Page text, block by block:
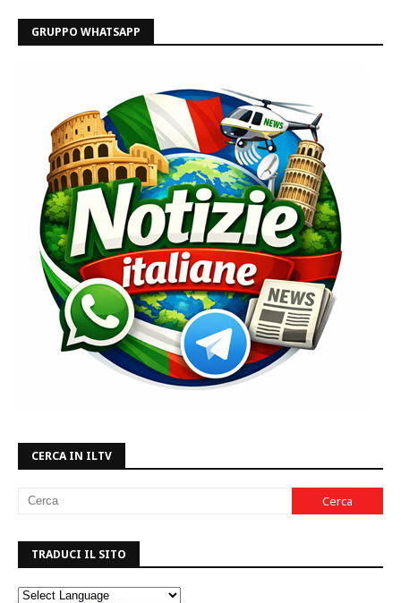
GRUPPO WHATSAPP
CERCA IN ILTV
TRADUCI IL SITO